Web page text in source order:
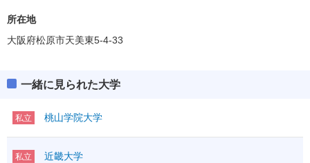
所在地
大阪府松原市天美東5-4-33
一緒に見られた大学
私立 桃山学院大学
私立 近畿大学